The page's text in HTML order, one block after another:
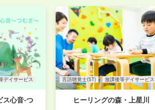
デイサービス
ス心音-つ
言語聴覚士(ST) 放課後等デイサービス
ヒーリングの森・上星川